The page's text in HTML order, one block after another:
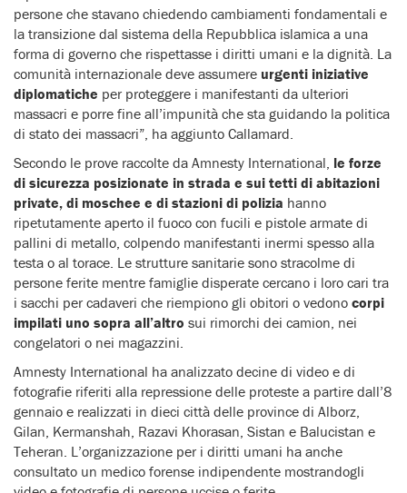
persone che stavano chiedendo cambiamenti fondamentali e
la transizione dal sistema della Repubblica islamica a una
forma di governo che rispettasse i diritti umani e la dignità. La
comunità internazionale deve assumere urgenti iniziative
diplomatiche per proteggere i manifestanti da ulteriori
massacri e porre fine all’impunità che sta guidando la politica
di stato dei massacri”, ha aggiunto Callamard.
Secondo le prove raccolte da Amnesty International, le forze
di sicurezza posizionate in strada e sui tetti di abitazioni
private, di moschee e di stazioni di polizia hanno
ripetutamente aperto il fuoco con fucili e pistole armate di
pallini di metallo, colpendo manifestanti inermi spesso alla
testa o al torace. Le strutture sanitarie sono stracolme di
persone ferite mentre famiglie disperate cercano i loro cari tra
i sacchi per cadaveri che riempiono gli obitori o vedono corpi
impilati uno sopra all’altro sui rimorchi dei camion, nei
congelatori o nei magazzini.
Amnesty International ha analizzato decine di video e di
fotografie riferiti alla repressione delle proteste a partire dall’8
gennaio e realizzati in dieci città delle province di Alborz,
Gilan, Kermanshah, Razavi Khorasan, Sistan e Balucistan e
Teheran. L’organizzazione per i diritti umani ha anche
consultato un medico forense indipendente mostrandogli